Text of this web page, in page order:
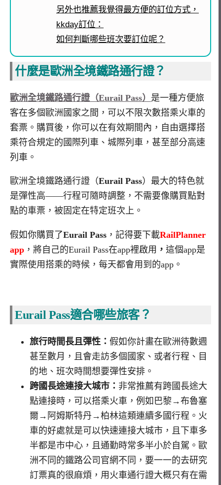
另外也推薦我覺得最方便的訂位方式，
kkday訂位：
如何判斷哪些班次要訂位呢？
什麼是歐洲全境鐵路通行證？
歐洲全境鐵路通行證（Eurail Pass） 是一種方便旅
客在多個歐洲國家之間，可以不限次數搭乘火車的
套票。購買後，你可以在有效期間內，自由選擇搭
乘符合規定的國際列車、城際列車，甚至部分高速
列車。
歐洲全境鐵路通行證（Eurail Pass）最大的特色就
是彈性高——行程可隨時調整，不需要像購買點對
點的車票，被固定在特定班次上。
假如你購買了Eurail Pass ，記得要下載RailPlanner
app ，將自己的Eurail Pass在app裡啟用 ， 這個app是
實際使用搭乘的時候，每天都會用到的app。
Eurail Pass適合哪些旅客？
旅行時間長且彈性： 假如你計畫在歐洲待數週
甚至數月，且會走訪多個國家、或者行程、目
的地、班次時間想要彈性安排。
跨國長途連接大城市： 非常推薦有跨國長途大
點連接時，可以搭乘火車，例如巴黎 →布魯塞
爾 → 阿姆斯特丹 →柏林這類連續多國行程。火
車的好處就是可以快速連接大城市，且下車多
半都是市中心，且通勤時常多半小於自駕。歐
洲不同的鐵路公司官網不同，要一一的去研究
訂票真的很麻煩，用火車通行證大概只有在需